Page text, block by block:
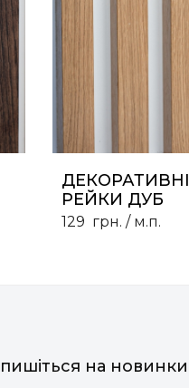
ДЕКОРАТИВНІ
РЕЙКИ ДУБ
129 грн. / м.п.
на новинки